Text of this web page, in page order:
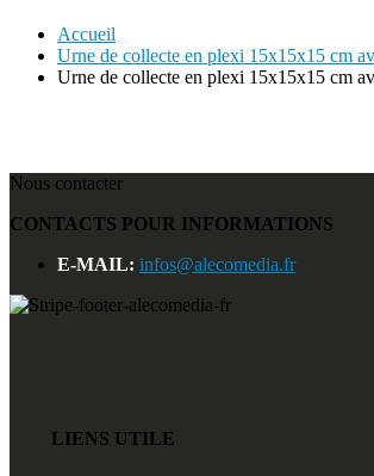
Accueil
Urne de collecte en plexi 15x15x15 cm
Urne de collecte en plexi 15x15x15 cm
Nous contacter
CONTACTS POUR INFORMATIONS
E-MAIL: infos@alecomedia.fr
LIENS UTILE